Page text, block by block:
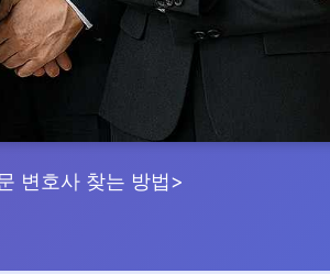
변호사 찾는 방법>